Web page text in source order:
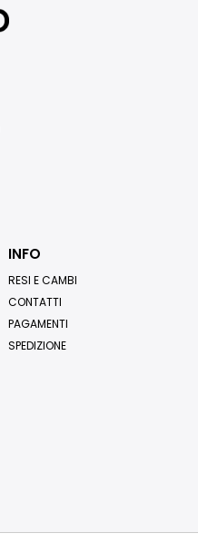
INFO
RESI E CAMBI
CONTATTI
PAGAMENTI
SPEDIZIONE